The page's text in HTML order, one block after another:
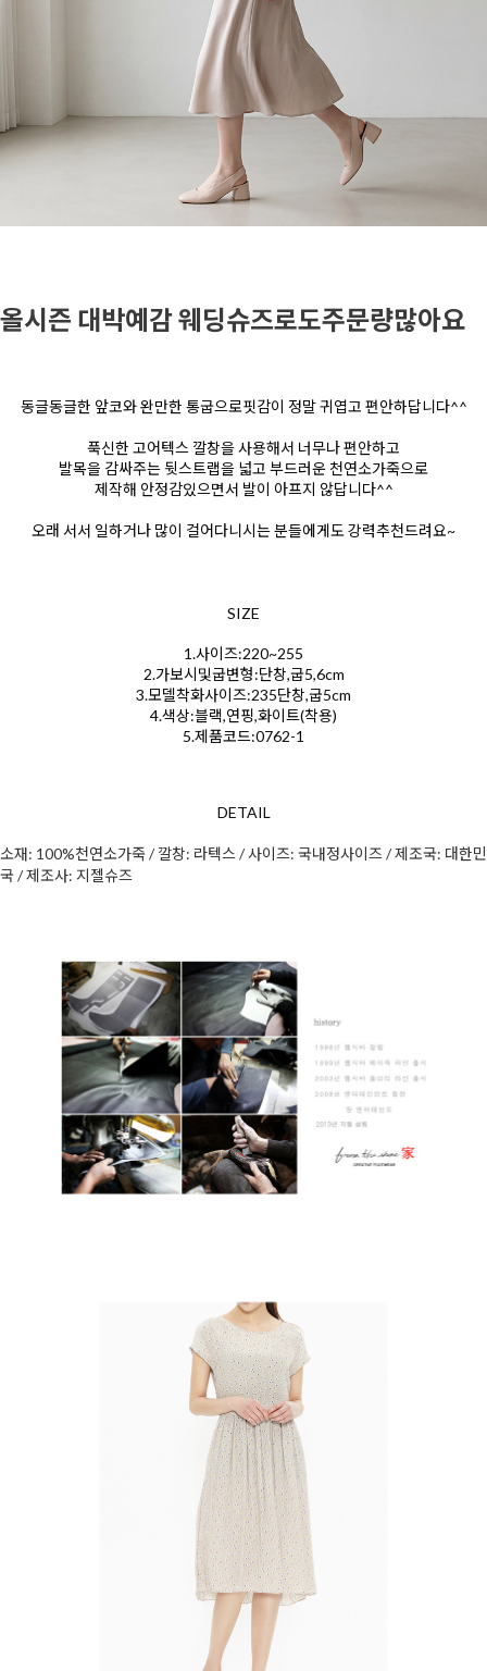
올시즌 대박예감 웨딩슈즈로도주문량많아요
동글동글한 앞코와 완만한 통굽으로핏감이 정말 귀엽고 편안하답니다^^
푹신한 고어텍스 깔창을 사용해서 너무나 편안하고
발목을 감싸주는뒷스트랩을 넓고 부드러운 천연소가죽으로
제작해 안정감있으면서 발이 아프지 않답니다^^
오래 서서 일하거나 많이 걸어다니시는 분들에게도 강력추천드려요~
SIZE
1.사이즈:220~255
2.가보시및굽변형:단창,굽5,6cm
3.모델착화사이즈:235단창,굽5cm
4.색상:블랙,연핑,화이트(착용)
5.제품코드:0762-1
DETAIL
소재: 100%천연소가죽 / 깔창: 라텍스 / 사이즈: 국내정사이즈 / 제조국: 대한민
국 / 제조사: 지젤슈즈